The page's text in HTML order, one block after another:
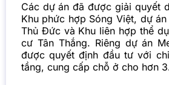
Các dự án đã được giải quyết
Khu phức hợp Sóng Việt, dự
Thủ Đức và Khu liên hợp thể
cư Tân Thắng. Riêng dự án
được quyết định đầu tư với
tầng, cung cấp chỗ ở cho hơn